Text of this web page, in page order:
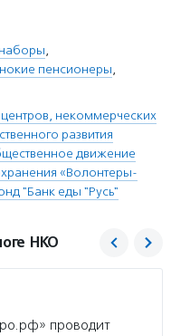
,
пенсионеры,
некоммерческих
развития
движение
«Волонтеры-
"Банк еды "Русь"
НКО
проводит